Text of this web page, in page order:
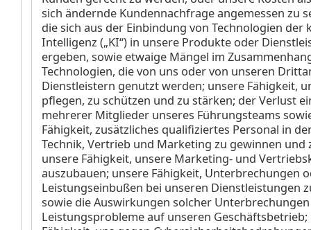
sich ändernde Kundennachfrage angemessen zu
die sich aus der Einbindung von Technologien der
Intelligenz („KI“) in unsere Produkte oder
ergeben, sowie etwaige Mängel im
Technologien, die von uns oder von unseren
Dienstleistern genutzt werden; unsere Fähigkeit,
pflegen, zu schützen und zu stärken; der Verlust
mehrerer Mitglieder unseres Führungsteams
Fähigkeit, zusätzliches qualifiziertes Personal in
Technik, Vertrieb und Marketing zu gewinnen und
unsere Fähigkeit, unsere Marketing- und
auszubauen; unsere Fähigkeit, Unterbrechungen
Leistungseinbußen bei unseren Dienstleistungen
sowie die Auswirkungen solcher
Leistungsprobleme auf unseren Geschäftsbetrieb;